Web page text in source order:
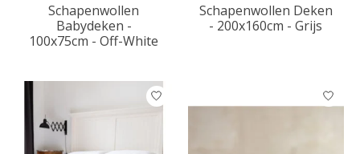
Schapenwollen
Babydeken -
100x75cm - Off-White
Schapenwollen Deken
- 200x160cm - Grijs